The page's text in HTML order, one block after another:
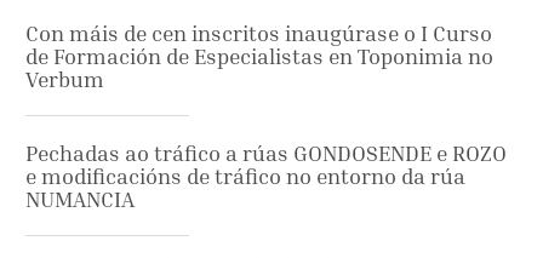
Con máis de cen inscritos inaugúrase o I Curso
de Formación de Especialistas en Toponimia no
Verbum
Pechadas ao tráfico a rúas GONDOSENDE e ROZO
e modificacións de tráfico no entorno da rúa
NUMANCIA